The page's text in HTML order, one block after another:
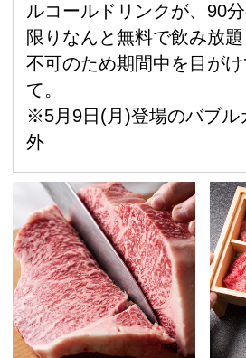
ルコールドリンクが、90
限りなんと無料で飲み放
不可のため期間中を目が
て。
※5月9日(月)登場のバブル
外